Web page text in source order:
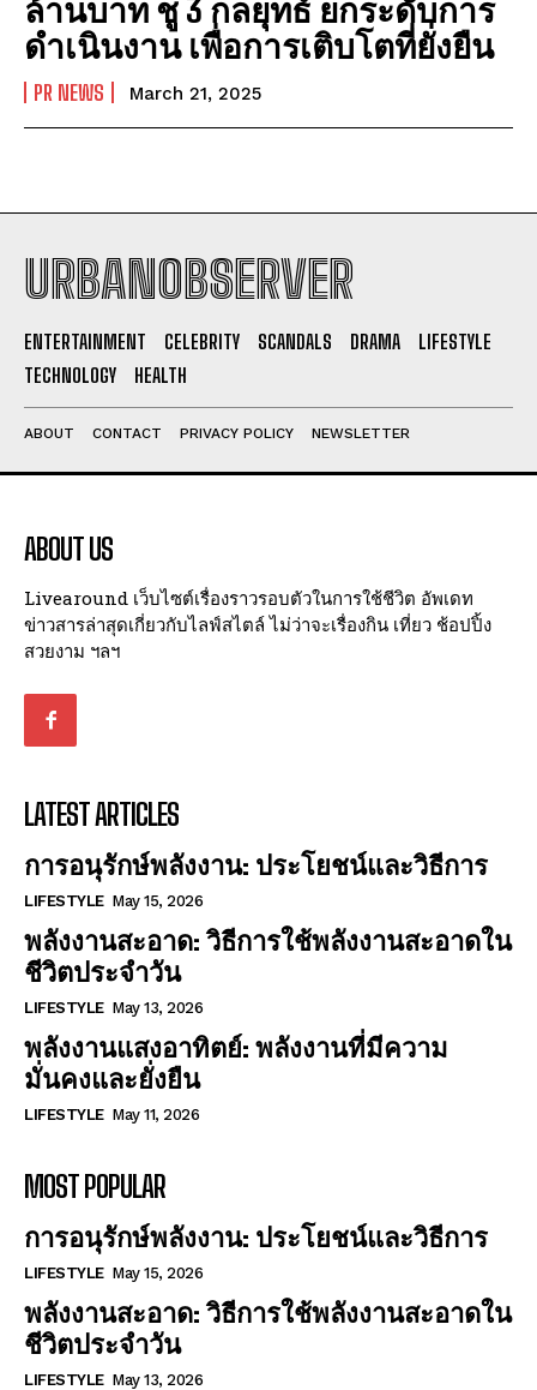
I WANT IN
I've read and accept thePrivacy Policy
ล้านบาท ชู 3 กลยุทธ์ ยกระดับการ
ดำเนินงาน เพื่อการเติบโตที่ยั่งยืน
PR NEWS March 21, 2025
URBANOBSERVER
ENTERTAINMENT CELEBRITY SCANDALS DRAMA
LIFESTYLE
TECHNOLOGY
HEALTH
ABOUT CONTACT PRIVACY POLICY NEWSLETTER
ABOUT US
Livearound เว็บไซต์เรื่องราวรอบตัวในการใช้ชีวิต อัพเดท
ข่าวสารล่าสุดเกี่ยวกับไลฟ์สไตล์ ไม่ว่าจะเรื่องกิน เที่ยว ช้อปปิ้ง
สวยงาม ฯลฯ
LATEST ARTICLES
การอนุรักษ์พลังงาน: ประโยชน์และวิธีการ
LIFESTYLE May 15, 2026
พลังงานสะอาด: วิธีการใช้พลังงานสะอาดใน
ชีวิตประจำวัน
LIFESTYLE May 13, 2026
พลังงานแสงอาทิตย์: พลังงานที่มีความ
มั่นคงและยั่งยืน
LIFESTYLE May 11, 2026
MOST POPULAR
การอนุรักษ์พลังงาน: ประโยชน์และวิธีการ
LIFESTYLE May 15, 2026
พลังงานสะอาด: วิธีการใช้พลังงานสะอาดใน
ชีวิตประจำวัน
LIFESTYLE May 13, 2026